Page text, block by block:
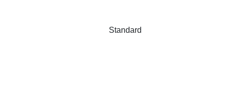
Standard